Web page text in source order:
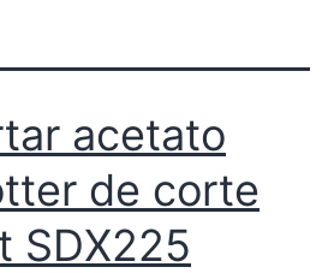
acetato
de corte
SDX225